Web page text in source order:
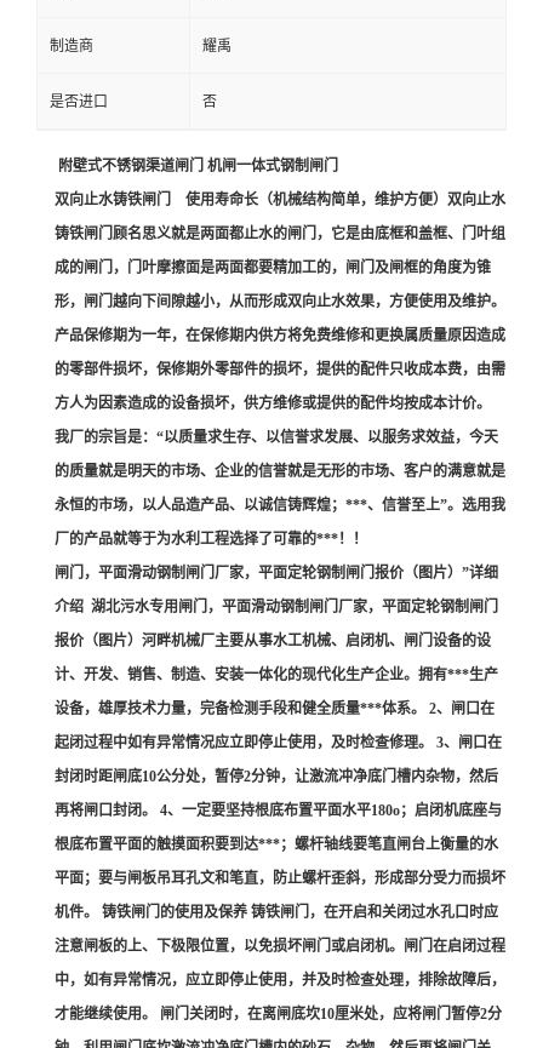
制造商 耀禹
是否进口 否
附壁式不锈钢渠道闸门 机闸一体式钢制闸门
双向止水铸铁闸门 使用寿命长（机械结构简单，维护方便）双向止水
铸铁闸门顾名思义就是两面都止水的闸门，它是由底框和盖框、门叶组
成的闸门，门叶摩擦面是两面都要精加工的，闸门及闸框的角度为锥
形，闸门越向下间隙越小，从而形成双向止水效果，方便使用及维护。
产品保修期为一年，在保修期内供方将免费维修和更换属质量原因造成
的零部件损坏，保修期外零部件的损坏，提供的配件只收成本费，由需
方人为因素造成的设备损坏，供方维修或提供的配件均按成本计价。
我厂的宗旨是：“以质量求生存、以信誉求发展、以服务求效益，今天
的质量就是明天的市场、企业的信誉就是无形的市场、客户的满意就是
永恒的市场，以人品造产品、以诚信铸辉煌；***、信誉至上”。选用我
厂的产品就等于为水利工程选择了可靠的***！！
闸门，平面滑动钢制闸门厂家，平面定轮钢制闸门报价（图片）”详细
介绍 湖北污水专用闸门，平面滑动钢制闸门厂家，平面定轮钢制闸门
报价（图片）河畔机械厂主要从事水工机械、启闭机、闸门设备的设
计、开发、销售、制造、安装一体化的现代化生产企业。拥有***生产
设备，雄厚技术力量，完备检测手段和健全质量***体系。 2、闸口在
起闭过程中如有异常情况应立即停止使用，及时检查修理。 3、闸口在
封闭时距闸底10公分处，暂停2分钟，让激流冲净底门槽内杂物，然后
再将闸口封闭。 4、一定要坚持根底布置平面水平180o；启闭机底座与
根底布置平面的触摸面积要到达***；螺杆轴线要笔直闸台上衡量的水
平面；要与闸板吊耳孔文和笔直，防止螺杆歪斜，形成部分受力而损坏
机件。 铸铁闸门的使用及保养 铸铁闸门，在开启和关闭过水孔口时应
注意闸板的上、下极限位置，以免损坏闸门或启闭机。闸门在启闭过程
中，如有异常情况，应立即停止使用，并及时检查处理，排除故障后，
才能继续使用。 闸门关闭时，在离闸底坎10厘米处，应将闸门暂停2分